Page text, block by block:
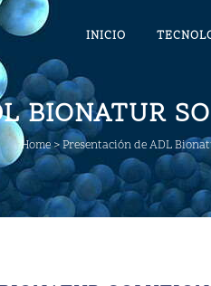
INICIO
BIONATUR
Home>Presentación de ADL